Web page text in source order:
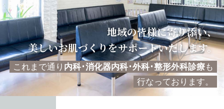
地域の皆様に寄り添い、
美しいお肌づくりをサポートいたします。
これまで通り 内科･消化器内科･外科･整形外科診療も
行なっております。